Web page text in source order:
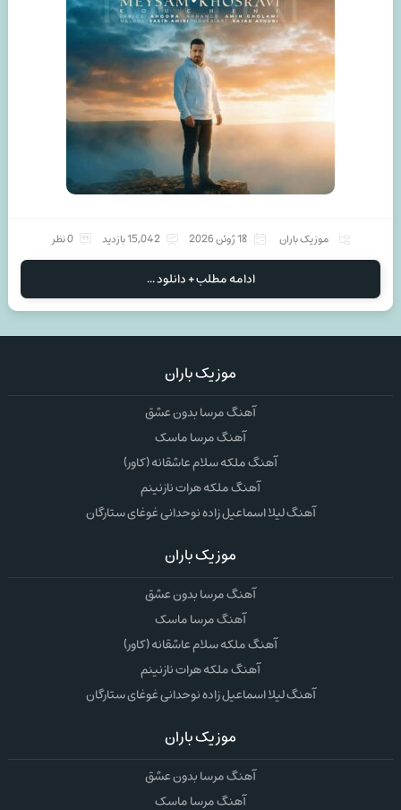
موزیک باران 18 ژوئن 2026 15,042 بازدید 0 نظر
ادامه مطلب + دانلود ...
موزیک باران
آهنگ مرسا بدون عشق
آهنگ مرسا ماسک
آهنگ ملکه سلام عاشقانه (کاور)
آهنگ ملکه هرات نازنینم
آهنگ لیلا اسماعیل زاده نوحدانی غوغای ستارگان
موزیک باران
آهنگ مرسا بدون عشق
آهنگ مرسا ماسک
آهنگ ملکه سلام عاشقانه (کاور)
آهنگ ملکه هرات نازنینم
آهنگ لیلا اسماعیل زاده نوحدانی غوغای ستارگان
موزیک باران
آهنگ مرسا بدون عشق
آهنگ مرسا ماسک